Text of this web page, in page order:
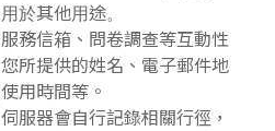
於其他用途。
務信箱、問卷調查等互動性
所提供的姓名、電子郵件地
用時間等。
服器會自行記錄相關行徑，